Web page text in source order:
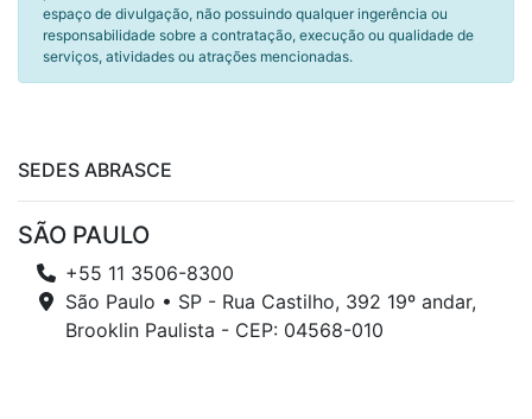
espaço de divulgação, não possuindo qualquer ingerência ou
responsabilidade sobre a contratação, execução ou qualidade de
serviços, atividades ou atrações mencionadas.
SEDES ABRASCE
SÃO PAULO
+55 11 3506-8300
São Paulo • SP - Rua Castilho, 392 19º andar,
Brooklin Paulista - CEP: 04568-010